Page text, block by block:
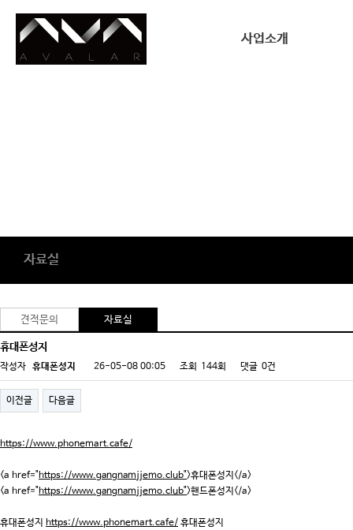
사업소개
자료실
견적문의 자료실
휴대폰성지
작성자 휴대폰성지 26-05-08 00:05 조회 144회 댓글 0건
이전글 다음글
https://www.phonemart.cafe/
<a href="https://www.gangnamjjemo.club">휴대폰성지</a>
<a href="https://www.gangnamjjemo.club">핸드폰성지</a>
휴대폰성지 https://www.phonemart.cafe/ 휴대폰성지